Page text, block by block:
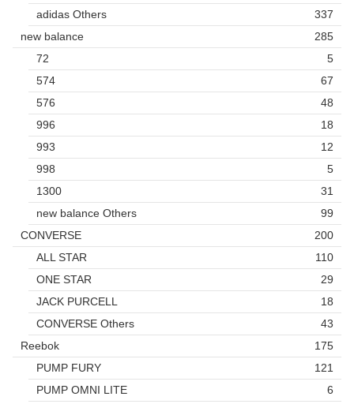
adidas Others
337
new balance
285
72
5
574
67
576
48
996
18
993
12
998
5
1300
31
new balance Others
99
CONVERSE
200
ALL STAR
110
ONE STAR
29
JACK PURCELL
18
CONVERSE Others
43
Reebok
175
PUMP FURY
121
PUMP OMNI LITE
6